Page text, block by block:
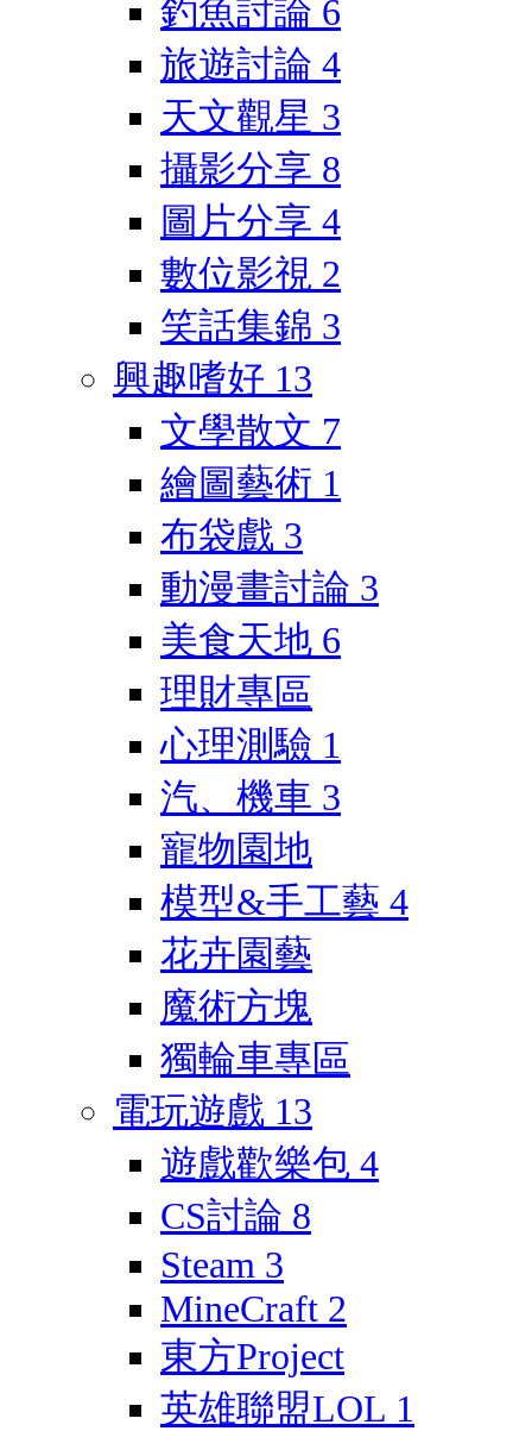
釣魚討論 6
旅遊討論 4
天文觀星 3
攝影分享 8
圖片分享 4
數位影視 2
笑話集錦 3
興趣嗜好 13
文學散文 7
繪圖藝術 1
布袋戲 3
動漫畫討論 3
美食天地 6
理財專區
心理測驗 1
汽、機車 3
寵物園地
模型&手工藝 4
花卉園藝
魔術方塊
獨輪車專區
電玩遊戲 13
遊戲歡樂包 4
CS討論 8
Steam 3
MineCraft 2
東方Project
英雄聯盟LOL 1